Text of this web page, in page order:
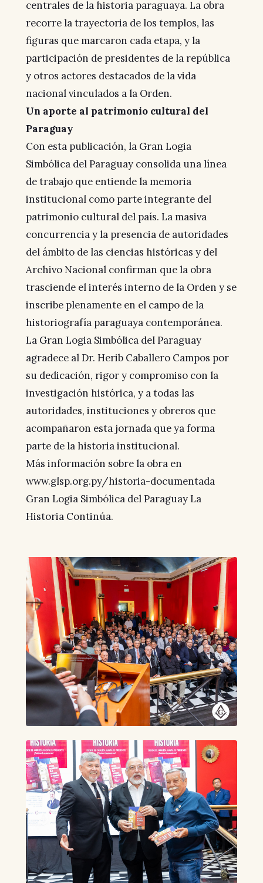
centrales de la historia paraguaya. La obra
recorre la trayectoria de los templos, las
figuras que marcaron cada etapa, y la
participación de presidentes de la república
y otros actores destacados de la vida
nacional vinculados a la Orden.
Un aporte al patrimonio cultural del
Paraguay
Con esta publicación, la Gran Logia
Simbólica del Paraguay consolida una línea
de trabajo que entiende la memoria
institucional como parte integrante del
patrimonio cultural del país. La masiva
concurrencia y la presencia de autoridades
del ámbito de las ciencias históricas y del
Archivo Nacional confirman que la obra
trasciende el interés interno de la Orden y se
inscribe plenamente en el campo de la
historiografía paraguaya contemporánea.
La Gran Logia Simbólica del Paraguay
agradece al Dr. Herib Caballero Campos por
su dedicación, rigor y compromiso con la
investigación histórica, y a todas las
autoridades, instituciones y obreros que
acompañaron esta jornada que ya forma
parte de la historia institucional.
Más información sobre la obra en
www.glsp.org.py/historia-documentada
Gran Logia Simbólica del Paraguay La
Historia Continúa.